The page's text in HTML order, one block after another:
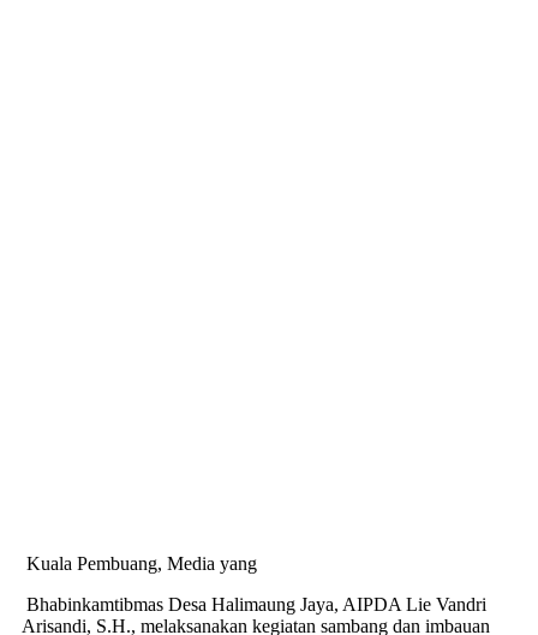
Kuala Pembuang, Media yang
Bhabinkamtibmas Desa Halimaung Jaya, AIPDA Lie Vandri
Arisandi, S.H., melaksanakan kegiatan sambang dan imbauan